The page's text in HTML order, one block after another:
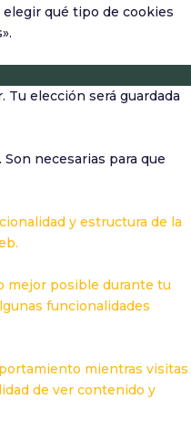
qué tipo de cookies
Tu elección será guardada
necesarias para que
y estructura de la
mejor posible durante tu
funcionalidades
mientras visitas
de ver contenido y